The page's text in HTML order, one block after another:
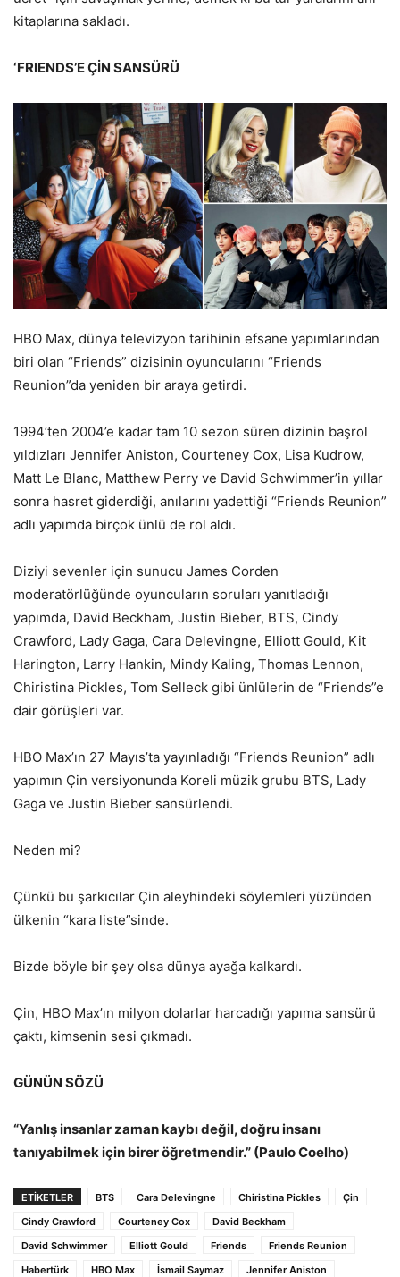
kitaplarına sakladı.
‘FRIENDS’E ÇİN SANSÜRÜ
HBO Max, dünya televizyon tarihinin efsane yapımlarından
biri olan “Friends” dizisinin oyuncularını “Friends
Reunion”da yeniden bir araya getirdi.
1994’ten 2004’e kadar tam 10 sezon süren dizinin başrol
yıldızları Jennifer Aniston, Courteney Cox, Lisa Kudrow,
Matt Le Blanc, Matthew Perry ve David Schwimmer’in yıllar
sonra hasret giderdiği, anılarını yadettiği “Friends Reunion”
adlı yapımda birçok ünlü de rol aldı.
Diziyi sevenler için sunucu James Corden
moderatörlüğünde oyuncuların soruları yanıtladığı
yapımda, David Beckham, Justin Bieber, BTS, Cindy
Crawford, Lady Gaga, Cara Delevingne, Elliott Gould, Kit
Harington, Larry Hankin, Mindy Kaling, Thomas Lennon,
Chiristina Pickles, Tom Selleck gibi ünlülerin de “Friends”e
dair görüşleri var.
HBO Max’ın 27 Mayıs’ta yayınladığı “Friends Reunion” adlı
yapımın Çin versiyonunda Koreli müzik grubu BTS, Lady
Gaga ve Justin Bieber sansürlendi.
Neden mi?
Çünkü bu şarkıcılar Çin aleyhindeki söylemleri yüzünden
ülkenin “kara liste”sinde.
Bizde böyle bir şey olsa dünya ayağa kalkardı.
Çin, HBO Max’ın milyon dolarlar harcadığı yapıma sansürü
çaktı, kimsenin sesi çıkmadı.
GÜNÜN SÖZÜ
“Yanlış insanlar zaman kaybı değil, doğru insanı
tanıyabilmek için birer öğretmendir.” (Paulo Coelho)
ETİKETLER BTS Cara Delevingne Chiristina Pickles
Çin
Cindy Crawford
Courteney Cox
David Beckham
David Schwimmer
Elliott Gould Friends
Friends Reunion
Habertürk
HBO Max İsmail Saymaz
Jennifer Aniston